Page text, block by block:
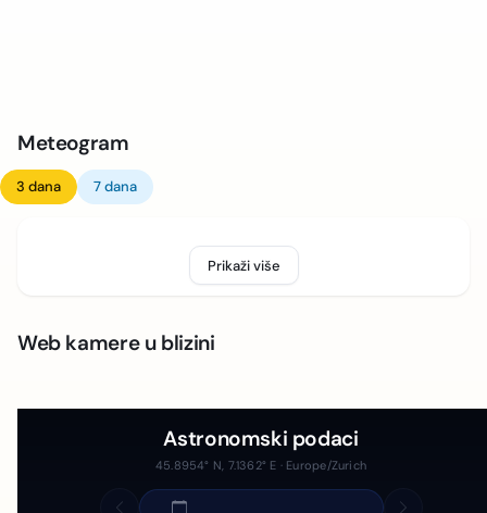
Meteogram
3 dana 7 dana
Prikaži više
Web kamere u blizini
Astronomski podaci
45.8954° N, 7.1362° E · Europe/Zurich